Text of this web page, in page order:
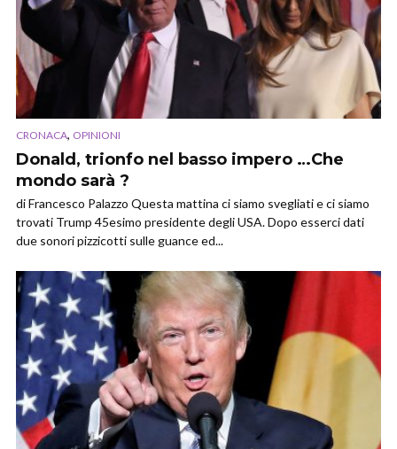
CRONACA, OPINIONI
Donald, trionfo nel basso impero …Che
mondo sarà ?
di Francesco Palazzo Questa mattina ci siamo svegliati e ci siamo
trovati Trump 45esimo presidente degli USA. Dopo esserci dati
due sonori pizzicotti sulle guance ed...